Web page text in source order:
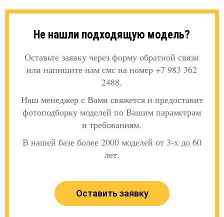
Не нашли подходящую модель?
Оставьте заявку через форму обратной связи
или напишите нам смс на номер +7 983 362
2488.
Наш менеджер с Вами свяжется и предоставит
фотоподборку моделей по Вашим параметрам
и требованиям.
В нашей базе более 2000 моделей от 3-х до 60
лет.
Оставить заявку